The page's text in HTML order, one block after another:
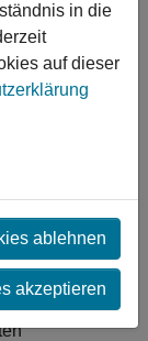
Kapellen
sozialer
Moers,
in die
auf dieser
ablehnen
akzeptieren